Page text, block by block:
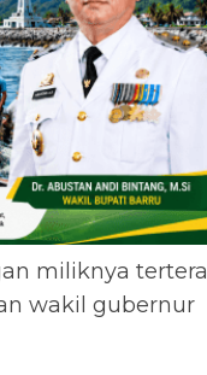
miliknya tertera
wakil gubernur